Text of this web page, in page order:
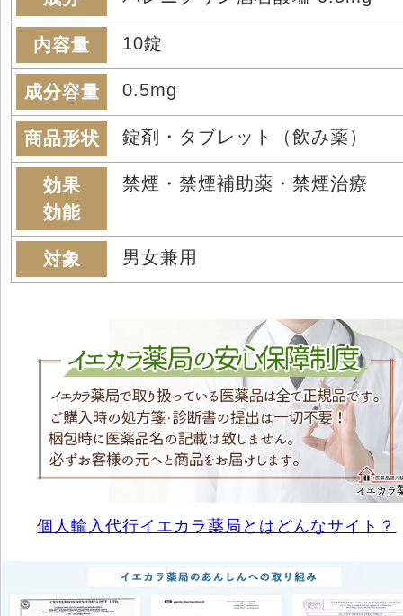
内容量 10錠
成分容量 0.5mg
商品形状 錠剤・タブレット（飲み薬）
効果
効能
禁煙・禁煙補助薬・禁煙治療
対象 男女兼用
個人輸入代行イエカラ薬局とはどんなサイト？